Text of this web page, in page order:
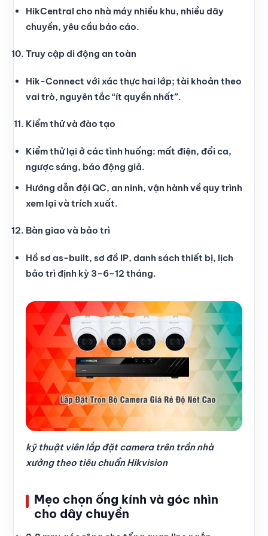
HikCentral cho nhà máy nhiều khu, nhiều dây
chuyền, yêu cầu báo cáo.
Truy cập di động an toàn
Hik-Connect với xác thực hai lớp; tài khoản theo
vai trò, nguyên tắc “ít quyền nhất”.
Kiểm thử và đào tạo
Kiểm thử lại ở các tình huống: mất điện, đổi ca,
ngược sáng, báo động giả.
Hướng dẫn đội QC, an ninh, vận hành về quy trình
xem lại và trích xuất.
Bàn giao và bảo trì
Hồ sơ as-built, sơ đồ IP, danh sách thiết bị, lịch
bảo trì định kỳ 3–6–12 tháng.
kỹ thuật viên lắp đặt camera trên trần nhà
xưởng theo tiêu chuẩn Hikvision
Mẹo chọn ống kính và góc nhìn
cho dây chuyền